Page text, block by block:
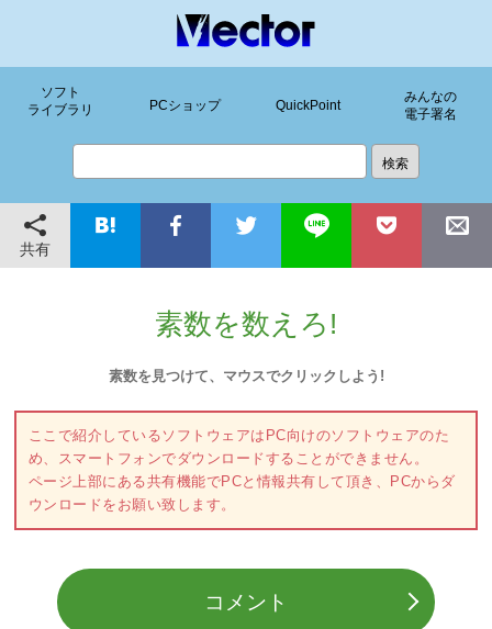
ソフト
ライブラリ
PCショップ QuickPoint
みんなの
電子署名
共有
素数を数えろ!
素数を見つけて、マウスでクリックしよう!
ここで紹介しているソフトウェアはPC向けのソフトウェアのた
め、スマートフォンでダウンロードすることができません。
ページ上部にある共有機能でPCと情報共有して頂き、PCからダ
ウンロードをお願い致します。
コメント